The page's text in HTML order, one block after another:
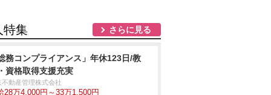
特集 さらに見る
務コンプライアンス」年休123日/教
資格取得支援充実
不動産管理株式会社
28万4,000円～33万1,500円